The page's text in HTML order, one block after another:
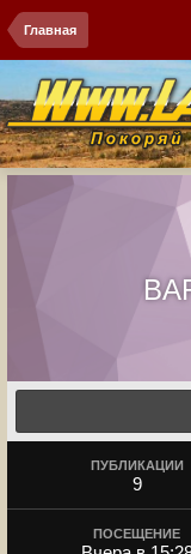
Главная
ПУБЛИКАЦИИ
9
ПОСЕЩЕНИЕ